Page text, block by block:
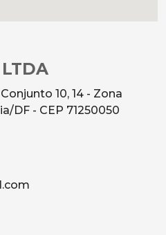
10, 14 - Zona
DF - CEP 71250050